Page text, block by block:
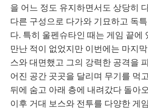
을 어느 정도 유지하면서도 상당히
다른 구성으로 다가와 기묘하고 독
다. 특히 울펜슈타인 때는 게임 끝에
만난 적이 없었지만 이번에는 마지
스와 대면했고 그의 강력한 공격을
어진 공간 곳곳을 달리며 무기를 먹
뒤에 숨고 아래 층에 내려갔다 돌아
이후 거대 보스와 전투를 다양한 게